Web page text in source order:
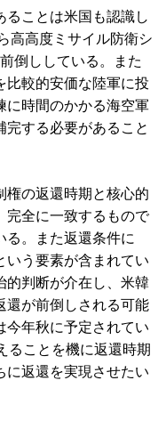
ことは米国も認識し
高高度ミサイル防衛シ
倒ししている。また
比較的安価な陸軍に投
に時間のかかる海空軍
する必要があること
の返還時期と核心的
完全に一致するもので
る。また返還条件に
いう要素が含まれてい
的判断が介在し、米韓
還が前倒しされる可能
今年秋に予定されてい
ることを機に返還時期
に返還を実現させたい